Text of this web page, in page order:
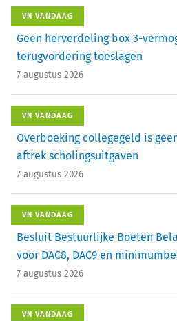
VN VANDAAG
Geen herverdeling box 3-
terugvordering toeslagen
7 augustus 2026
VN VANDAAG
Overboeking collegegeld is
aftrek scholingsuitgaven
7 augustus 2026
VN VANDAAG
Besluit Bestuurlijke Boeten
voor DAC8, DAC9 en
7 augustus 2026
VN VANDAAG